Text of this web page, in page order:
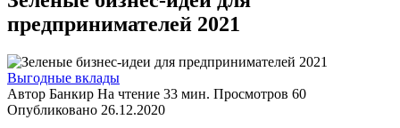
предпринимателей 2021
Выгодные вклады
Автор Банкир На чтение 33 мин. Просмотров 60
Опубликовано 26.12.2020